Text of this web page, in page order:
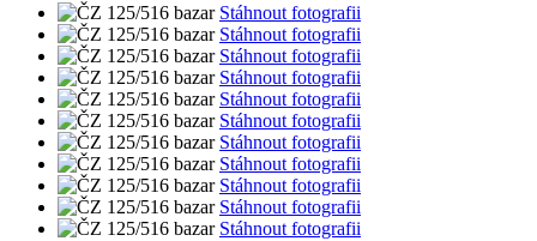
Stáhnout fotografii
Stáhnout fotografii
Stáhnout fotografii
Stáhnout fotografii
Stáhnout fotografii
Stáhnout fotografii
Stáhnout fotografii
Stáhnout fotografii
Stáhnout fotografii
Stáhnout fotografii
Stáhnout fotografii